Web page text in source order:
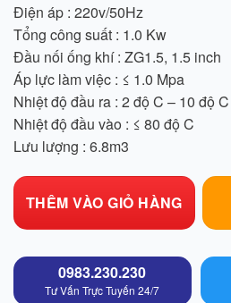
Điện áp : 220v/50Hz
Tổng công suất : 1.0 Kw
Đầu nối ống khí : ZG1.5, 1.5 inch
Áp lực làm việc : ≤ 1.0 Mpa
Nhiệt độ đầu ra : 2 độ C – 10 độ C
Nhiệt độ đầu vào : ≤ 80 độ C
Lưu lượng : 6.8m3
THÊM VÀO GIỎ HÀNG
0983.230.230
Tư Vấn Trực Tuyến 24/7